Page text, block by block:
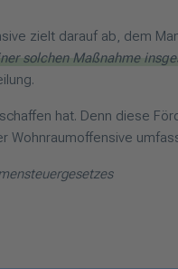
zielt darauf ab, dem
solchen Maßnahme
hat. Denn diese
Wohnraumoffensive